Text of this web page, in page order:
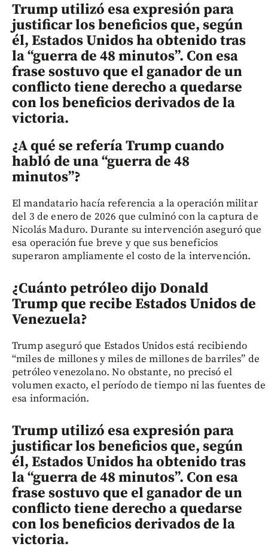
Trump utilizó esa expresión para
justificar los beneficios que, según
él, Estados Unidos ha obtenido tras
la “guerra de 48 minutos”. Con esa
frase sostuvo que el ganador de un
conflicto tiene derecho a quedarse
con los beneficios derivados de la
victoria.
¿A qué se refería Trump cuando
habló de una “guerra de 48
minutos”?
El mandatario hacía referencia a la operación militar
del 3 de enero de 2026 que culminó con la captura de
Nicolás Maduro. Durante su intervención aseguró que
esa operación fue breve y que sus beneficios
superaron ampliamente el costo de la intervención.
¿Cuánto petróleo dijo Donald
Trump que recibe Estados Unidos de
Venezuela?
Trump aseguró que Estados Unidos está recibiendo
“miles de millones y miles de millones de barriles” de
petróleo venezolano. No obstante, no precisó el
volumen exacto, el período de tiempo ni las fuentes de
esa información.
Trump utilizó esa expresión para
justificar los beneficios que, según
él, Estados Unidos ha obtenido tras
la “guerra de 48 minutos”. Con esa
frase sostuvo que el ganador de un
conflicto tiene derecho a quedarse
con los beneficios derivados de la
victoria.